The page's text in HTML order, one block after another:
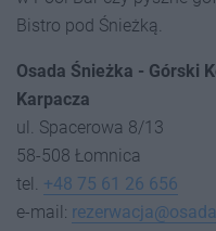
Bistro pod Śnieżką.
Osada Śnieżka - Górski
Karpacza
ul. Spacerowa 8/13
58-508 Łomnica
tel. +48 75 61 26 656
e-mail: